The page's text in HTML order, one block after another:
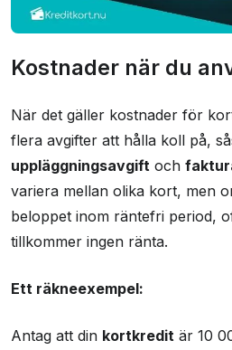
Kostnader när du
När det gäller kostnader för
flera avgifter att hålla koll på,
uppläggningsavgift och
variera mellan olika kort, men
beloppet inom räntefri period,
tillkommer ingen ränta.
Ett räkneexempel:
Antag att din kortkredit är 10